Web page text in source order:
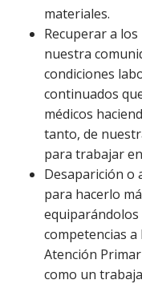
materiales.
Recuperar a
nuestra
condiciones
continuados
médicos
tanto, de
para trabajar
Desaparición o
para hacerlo
competencias
Atención
como un